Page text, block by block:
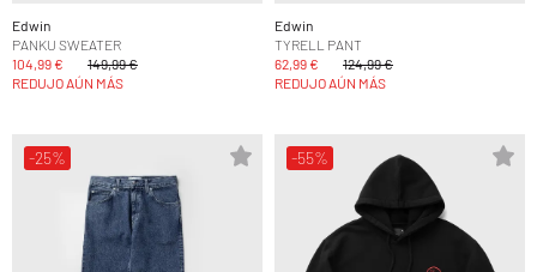
Edwin
PANKU SWEATER
104,99 €
149,99 €
REDUJO AÚN MÁS
Edwin
TYRELL PANT
62,99 €
124,99 €
REDUJO AÚN MÁS
-25% -55%